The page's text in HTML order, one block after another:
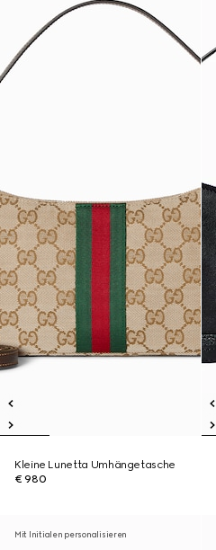
Kleine Lunetta Umhängetasche
€ 980
Mit Initialen personalisieren